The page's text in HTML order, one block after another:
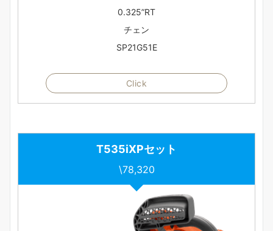
0.325”RT
チェン
SP21G51E
Click
T535iXPセット
\78,320